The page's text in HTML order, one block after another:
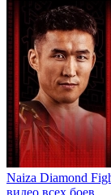
Naiza Diamond